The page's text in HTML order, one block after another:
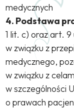
medycznych
4. Podstawa
1 lit. c) oraz art.
w związku z
medycznego,
w związku z
w szczególności
o prawach